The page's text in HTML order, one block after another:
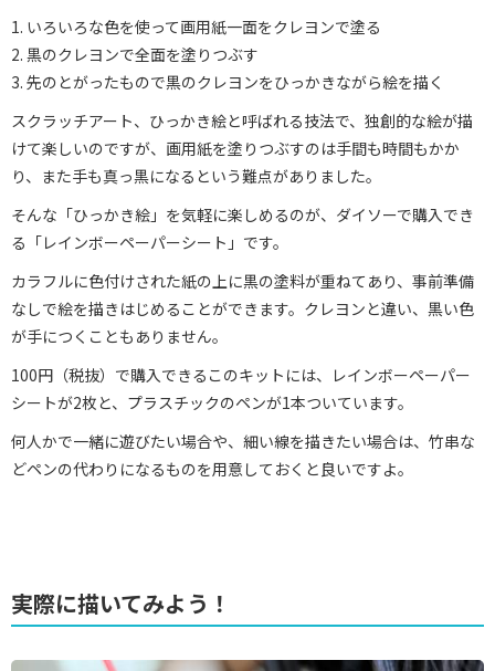
1. いろいろな色を使って画用紙一面をクレヨンで塗る
2. 黒のクレヨンで全面を塗りつぶす
3. 先のとがったもので黒のクレヨンをひっかきながら絵を描く
スクラッチアート、ひっかき絵と呼ばれる技法で、独創的な絵が描
けて楽しいのですが、画用紙を塗りつぶすのは手間も時間もかか
り、また手も真っ黒になるという難点がありました。
そんな「ひっかき絵」を気軽に楽しめるのが、ダイソーで購入でき
る「レインボーペーパーシート」です。
カラフルに色付けされた紙の上に黒の塗料が重ねてあり、事前準備
なしで絵を描きはじめることができます。クレヨンと違い、黒い色
が手につくこともありません。
100円（税抜）で購入できるこのキットには、レインボーペーパー
シートが2枚と、プラスチックのペンが1本ついています。
何人かで一緒に遊びたい場合や、細い線を描きたい場合は、竹串な
どペンの代わりになるものを用意しておくと良いですよ。
実際に描いてみよう！